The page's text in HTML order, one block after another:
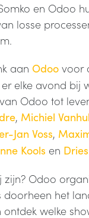
en Odoo
losse
aan Odoo voor
elke avond bij
Odoo tot
, Michiel
Jan Voss,
Kools en
zijn? Odoo
doorheen het
welke